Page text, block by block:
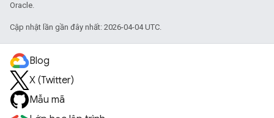
Oracle.
Cập nhật lần gần đây nhất: 2026-04-04 UTC.
Blog
X (Twitter)
Mẫu mã